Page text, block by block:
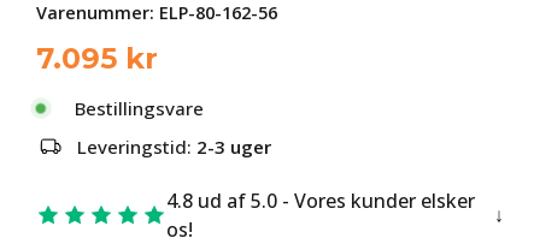
Varenummer: ELP-80-162-56
7.095 kr
Bestillingsvare
Leveringstid: 2-3 uger
4.8 ud af 5.0 - Vores kunder elsker
os!